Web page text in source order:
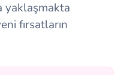
yaklaşmakta
fırsatların